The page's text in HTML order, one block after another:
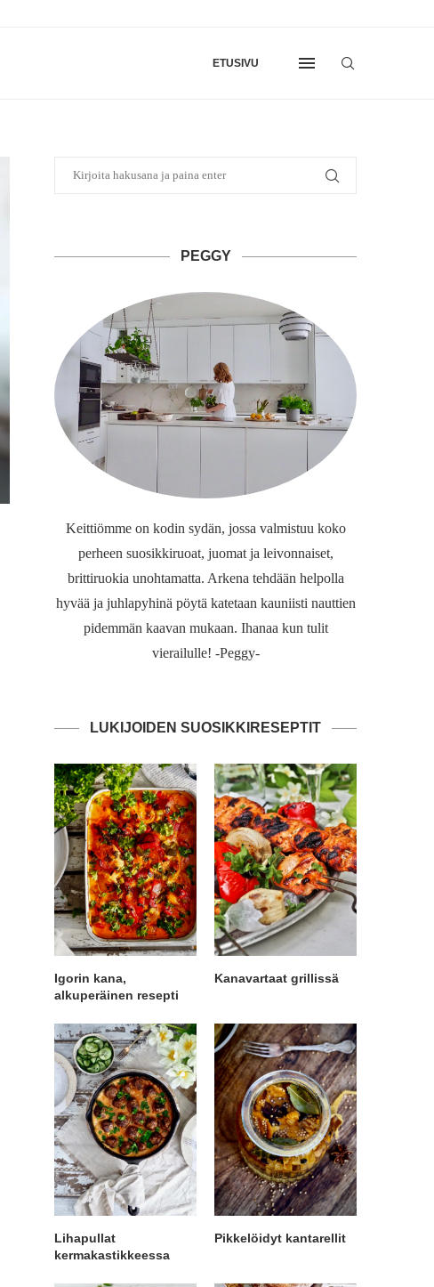
ETUSIVU
PEGGY
Keittiömme on kodin sydän, jossa valmistuu koko
perheen suosikkiruoat, juomat ja leivonnaiset,
brittiruokia unohtamatta. Arkena tehdään helpolla
hyvää ja juhlapyhinä pöytä katetaan kauniisti nauttien
pidemmän kaavan mukaan. Ihanaa kun tulit
vierailulle! -Peggy-
LUKIJOIDEN SUOSIKKIRESEPTIT
Igorin kana,
alkuperäinen resepti
Kanavartaat grillissä
Lihapullat
kermakastikkeessa
Pikkelöidyt kantarellit